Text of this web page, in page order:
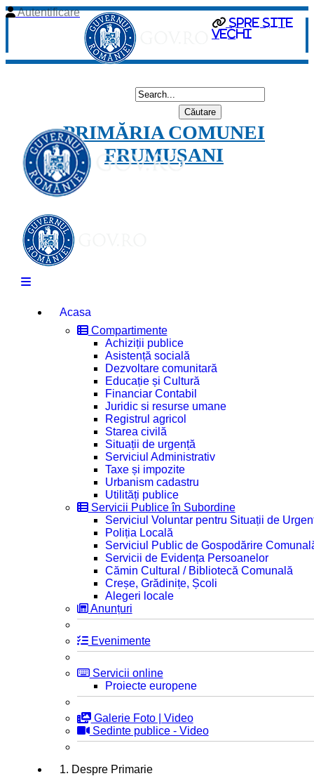
spre site
vechi
Autentificare
PRIMĂRIA COMUNEI
FRUMUȘANI
Acasa
Compartimente
Achiziții publice
Asistență socială
Dezvoltare comunitară
Educație și Cultură
Financiar Contabil
Juridic si resurse umane
Registrul agricol
Starea civilă
Situații de urgență
Serviciul Administrativ
Taxe și impozite
Urbanism cadastru
Utilități publice
Servicii Publice în Subordine
Serviciul Voluntar pentru Situații de
Poliția Locală
Serviciul Public de Gospodărire
Servicii de Evidența Persoanelor
Cămin Cultural / Bibliotecă Comunală
Creșe, Grădinițe, Școli
Alegeri locale
Anunțuri
Evenimente
Servicii online
Proiecte europene
Galerie Foto | Video
Sedinte publice - Video
1. Despre Primarie